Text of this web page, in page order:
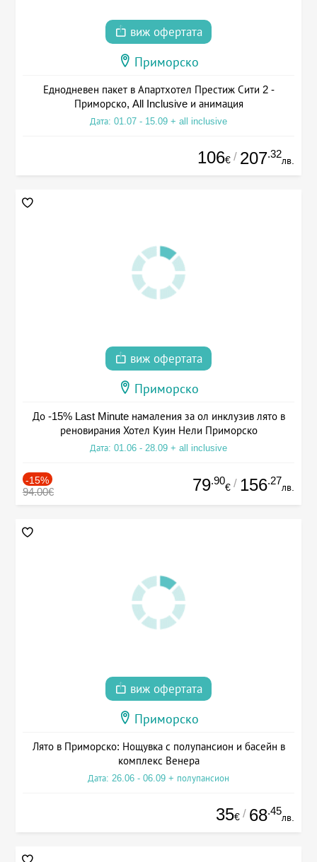
виж офертата
Приморско
Еднодневен пакет в Апартхотел Престиж Сити 2 -
Приморско, All Inclusive и анимация
Дата: 01.07 - 15.09 + all inclusive
106€ / 207.32
лв.
виж офертата
Приморско
До -15% Last Minute намаления за ол инклузив лято в
реновирания Хотел Куин Нели Приморско
Дата: 01.06 - 28.09 + all inclusive
-15%
94.00€ 79.90
€ / 156.27
лв.
виж офертата
Приморско
Лято в Приморско: Нощувка с полупансион и басейн в
комплекс Венера
Дата: 26.06 - 06.09 + полупансион
35€ / 68.45
лв.